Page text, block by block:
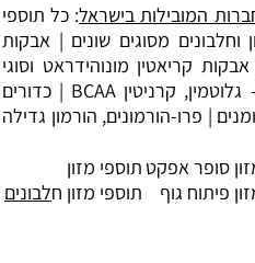
המובילות בישראל: כל תוספי
וחלבונים מסוגים שונים | אבקות
אבקות קריאטיןמונוהידראט וסוגי
- גלוטמין, קרניטין BCAA | כדורים
| פרו-הורמונים, הורמון גדילה
סופר אפקט
פיתוח גוף
תוספי מזון
תוספי מזון חלבונים